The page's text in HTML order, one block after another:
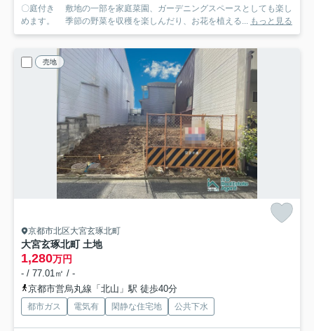
〇庭付き 敷地の一部を家庭菜園、ガーデニングスペースとしても楽し
めます。 季節の野菜を収穫を楽しんだり、お花を植える... もっと見る
売地
京都市北区大宮玄琢北町
大宮玄琢北町 土地
1,280万円
- / 77.01㎡ / -
京都市営烏丸線「北山」駅 徒歩40分
都市ガス 電気有 閑静な住宅地 公共下水